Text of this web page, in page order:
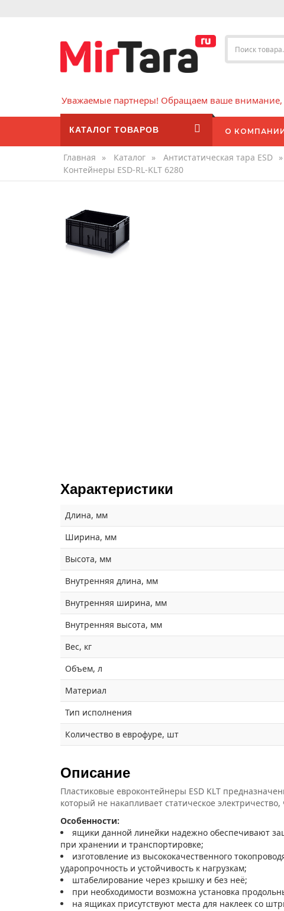
Уважаемые партнеры! Обращаем ваше внимание,
КАТАЛОГ ТОВАРОВ О
Главная » Каталог » Антистатическая тара ESD »
Контейнеры ESD-RL-KLT 6280
Характеристики
Длина, мм
Ширина, мм
Высота, мм
Внутренняя длина, мм
Внутренняя ширина, мм
Внутренняя высота, мм
Вес, кг
Объем, л
Материал
Тип исполнения
Количество в еврофуре, шт
Описание
Пластиковые евроконтейнеры ESD KLT
который не накапливает статическое
Особенности:
ящики данной линейки надежно обеспечивают
при хранении и транспортировке;
изготовление из высококачественного
ударопрочность и устойчивость к нагрузкам;
штабелирование через крышку и без неё;
при необходимости возможна установка
на ящиках присутствуют места для наклеек со